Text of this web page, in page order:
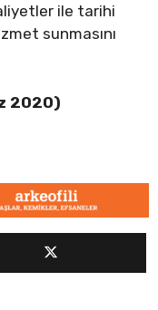
ile tarihi
sunmasını
2020)